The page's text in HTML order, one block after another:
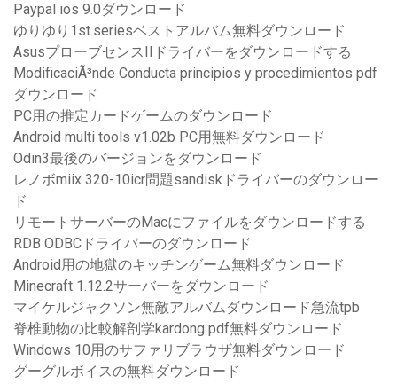
Paypal ios 9.0ダウンロード
ゆりゆり1st.seriesベストアルバム無料ダウンロード
AsusプローブセンスIIドライバーをダウンロードする
ModificaciÃ³nde Conducta principios y procedimientos pdf
ダウンロード
PC用の推定カードゲームのダウンロード
Android multi tools v1.02b PC用無料ダウンロード
Odin3最後のバージョンをダウンロード
レノボmiix 320-10icr問題sandiskドライバーのダウンロー
ド
リモートサーバーのMacにファイルをダウンロードする
RDB ODBCドライバーのダウンロード
Android用の地獄のキッチンゲーム無料ダウンロード
Minecraft 1.12.2サーバーをダウンロード
マイケルジャクソン無敵アルバムダウンロード急流tpb
脊椎動物の比較解剖学kardong pdf無料ダウンロード
Windows 10用のサファリブラウザ無料ダウンロード
グーグルボイスの無料ダウンロード